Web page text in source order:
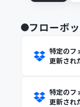
フローボ
特定のフ
更新され
特定のフ
更新され